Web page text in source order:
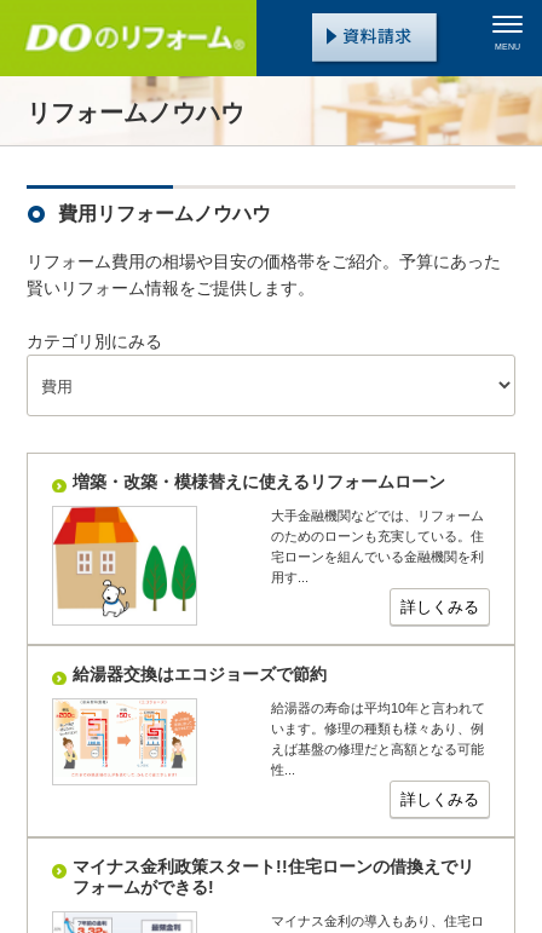
MENU
リフォームノウハウ
費用リフォームノウハウ
リフォーム費用の相場や目安の価格帯をご紹介。予算にあった
賢いリフォーム情報をご提供します。
カテゴリ別にみる
増築・改築・模様替えに使えるリフォームローン
大手金融機関などでは、リフォーム
のためのローンも充実している。住
宅ローンを組んでいる金融機関を利
用す...
詳しくみる
給湯器交換はエコジョーズで節約
給湯器の寿命は平均10年と言われて
います。修理の種類も様々あり、例
えば基盤の修理だと高額となる可能
性...
詳しくみる
マイナス金利政策スタート!!住宅ローンの借換えでリ
フォームができる!
マイナス金利の導入もあり、住宅ロ